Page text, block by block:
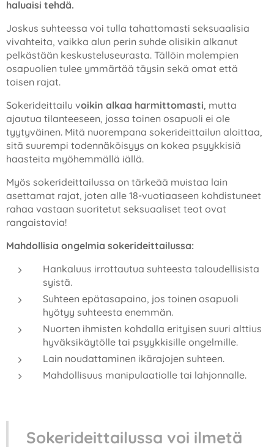
haluaisi tehdä.
Joskus suhteessa voi tulla tahattomasti seksuaalisia
vivahteita, vaikka alun perin suhde olisikin alkanut
pelkästään keskusteluseurasta. Tällöin molempien
osapuolien tulee ymmärtää täysin sekä omat että
toisen rajat.
Sokerideittailu voikin alkaa harmittomasti, mutta
ajautua tilanteeseen, jossa toinen osapuoli ei ole
tyytyväinen. Mitä nuorempana sokerideittailun aloittaa,
sitä suurempi todennäköisyys on kokea psyykkisiä
haasteita myöhemmällä iällä.
Myös sokerideittailussa on tärkeää muistaa lain
asettamat rajat, joten alle 18-vuotiaaseen kohdistuneet
rahaa vastaan suoritetut seksuaaliset teot ovat
rangaistavia!
Mahdollisia ongelmia sokerideittailussa:
Hankaluus irrottautua suhteesta taloudellisista
syistä.
Suhteen epätasapaino, jos toinen osapuoli
hyötyy suhteesta enemmän.
Nuorten ihmisten kohdalla erityisen suuri alttius
hyväksikäytölle tai psyykkisille ongelmille.
Lain noudattaminen ikärajojen suhteen.
Mahdollisuus manipulaatiolle tai lahjonnalle.
Sokerideittailussa voi ilmetä